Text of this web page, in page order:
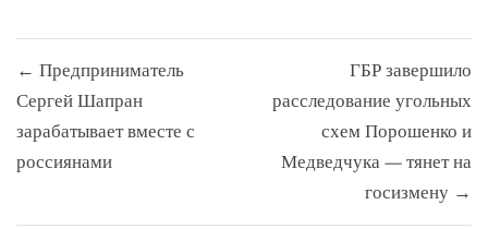
по
записям
← Предприниматель
Сергей Шапран
зарабатывает вместе с
россиянами
ГБР завершило
расследование угольных
схем Порошенко и
Медведчука — тянет на
госизмену →